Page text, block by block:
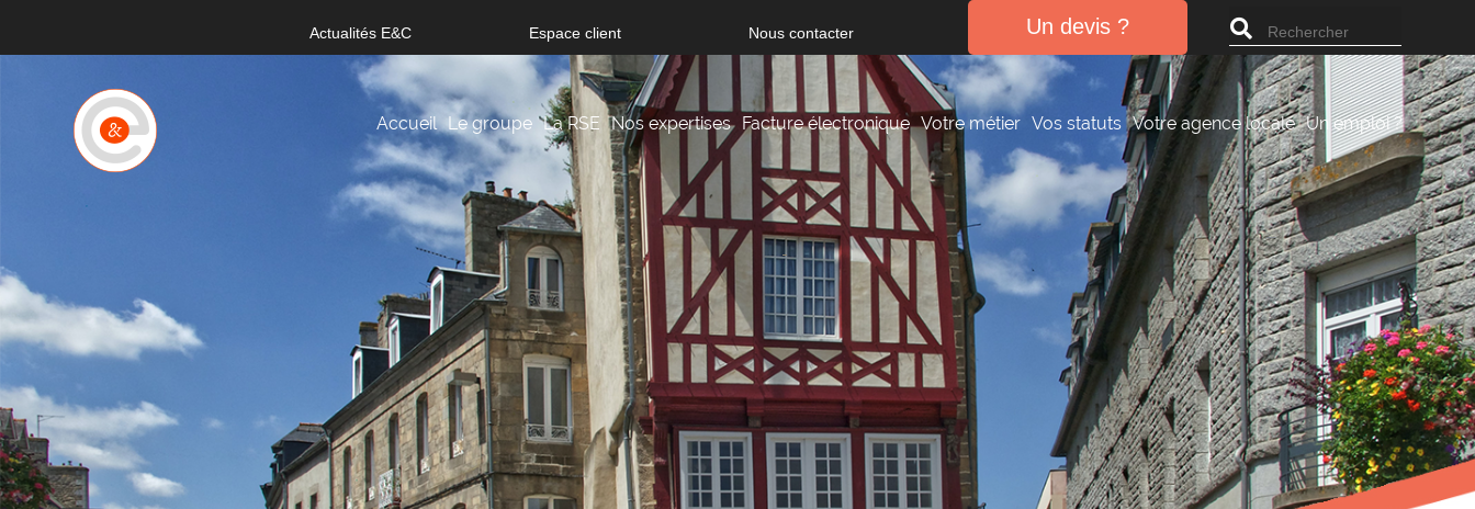
Actualités E&C Espace client Nous contacter Un devis ?
Search
for:
Accueil Le groupe La RSE Nos expertises Facture électronique Votre métier Vos statuts Votre agence locale Un emploi ?